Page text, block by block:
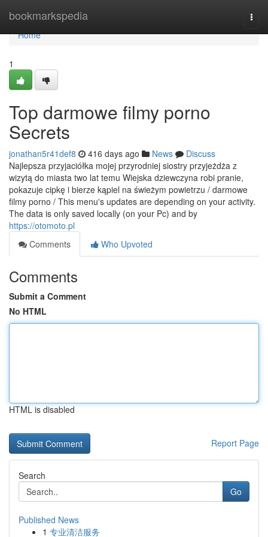
bookmarkspedia
Home
Home
1
Top darmowe filmy porno
Secrets
jonathan5r41def8 416 days ago News
Discuss
Najlepsza przyjaciółka mojej przyrodniej siostry przyjeżdża z
wizytą do miasta two lat temu Wiejska dziewczyna robi pranie,
pokazuje cipkę i bierze kąpiel na świeżym powietrzu / darmowe
filmy porno / This menu's updates are depending on your activity.
The data is only saved locally (on your Pc) and by
https://otomoto.pl
Comments
Who Upvoted
Comments
Submit a Comment
No HTML
HTML is disabled
Report Page
Search
Go
Published News
1 专业清洁服务